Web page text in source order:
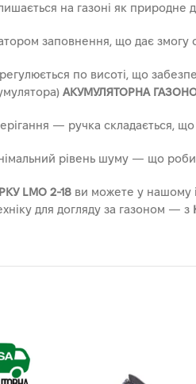
на газоні як природне
заповнення, що дає змогу
по висоті, що
АКУМУЛЯТОРНА
— ручка складається,
рівень шуму — що
LMO 2-18 ви можете у нашому
для догляду за газоном — з